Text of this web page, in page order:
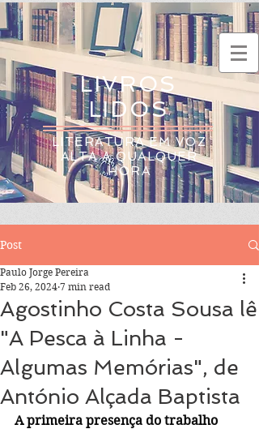
LIVROS
LIDOS
LITERATURA EM VOZ
ALTA A QUALQUER
HORA
Post
Agostinho Costa Sousa lê
"A Pesca à Linha -
Algumas Memórias", de
António Alçada Baptista
Paulo Jorge Pereira
Feb 26, 2024 7 min read
A primeira presença do trabalho